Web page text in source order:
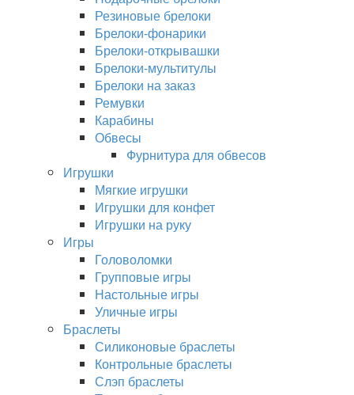
Резиновые брелоки
Брелоки-фонарики
Брелоки-открывашки
Брелоки-мультитулы
Брелоки на заказ
Ремувки
Карабины
Обвесы
Фурнитура для обвесов
Игрушки
Мягкие игрушки
Игрушки для конфет
Игрушки на руку
Игры
Головоломки
Групповые игры
Настольные игры
Уличные игры
Браслеты
Силиконовые браслеты
Контрольные браслеты
Слэп браслеты